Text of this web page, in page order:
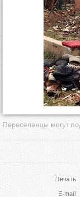
Переселенцы могут
Печать
E-mail